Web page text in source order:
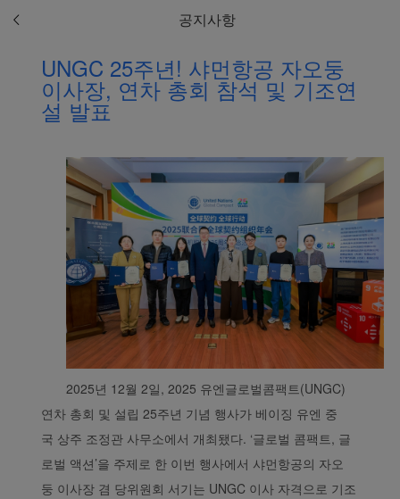
공지사항
UNGC 25주년! 샤먼항공 자오둥
이사장, 연차 총회 참석 및 기조연
설 발표
2025년 12월 2일, 2025 유엔글로벌콤팩트(UNGC)
연차 총회 및 설립 25주년 기념 행사가 베이징 유엔 중
국 상주 조정관 사무소에서 개최됐다. ‘글로벌 콤팩트, 글
로벌 액션’을 주제로 한 이번 행사에서 샤먼항공의 자오
둥 이사장 겸 당위원회 서기는 UNGC 이사 자격으로 기조